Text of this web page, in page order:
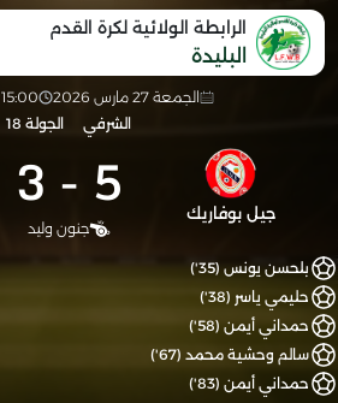
الرابطة الولائية لكرة القدم
البليدة
الجمعة 27 مارس 2026 15:00
الشرفي
الجولة 18
جيل بوفاريك 5
-
3
جنون وليد
بلحسن يونس (35')
حليمي ياسر (38')
حمداني أيمن (58')
سالم وحشية محمد (67')
حمداني أيمن (83')